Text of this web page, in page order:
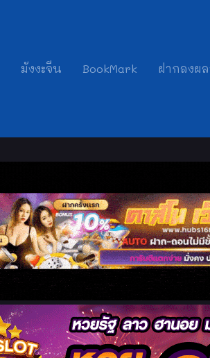
มังงะจีน BookMark ฝากลงผ